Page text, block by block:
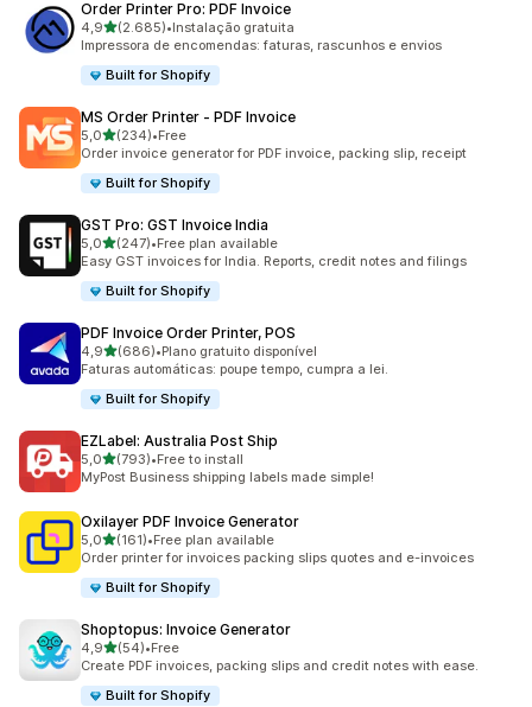
Order Printer Pro: PDF Invoice
4,9de 5 estrelas
(2.685)
2685 total de avaliações
•Instalação gratuita
Impressora de encomendas: faturas, rascunhos e envios
Built for Shopify
MS Order Printer ‑ PDF Invoice
5,0de 5 estrelas
(234)
234 total de avaliações
•Free
Order invoice generator for PDF invoice, packing slip, receipt
Built for Shopify
GST Pro: GST Invoice India
5,0de 5 estrelas
(247)
247 total de avaliações
•Free plan available
Easy GST invoices for India. Reports, credit notes and filings
Built for Shopify
PDF Invoice Order Printer, POS
4,9de 5 estrelas
(686)
686 total de avaliações
•Plano gratuito disponível
Faturas automáticas: poupe tempo, cumpra a lei.
Built for Shopify
EZLabel: Australia Post Ship
5,0de 5 estrelas
(793)
793 total de avaliações
•Free to install
MyPost Business shipping labels made simple!
Oxilayer PDF Invoice Generator
5,0de 5 estrelas
(161)
161 total de avaliações
•Free plan available
Order printer for invoices packing slips quotes and e-invoices
Built for Shopify
Shoptopus: Invoice Generator
4,9de 5 estrelas
(54)
54 total de avaliações
•Free
Create PDF invoices, packing slips and credit notes with ease.
Built for Shopify